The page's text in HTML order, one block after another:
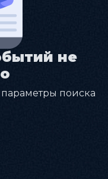
не
поиска